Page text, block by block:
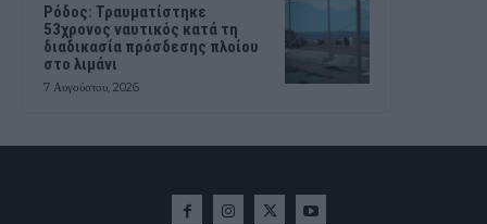
Ρόδος: Τραυματίστηκε
53χρονος ναυτικός κατά τη
διαδικασία πρόσδεσης πλοίου
στο λιμάνι
7 Αυγούστου, 2026